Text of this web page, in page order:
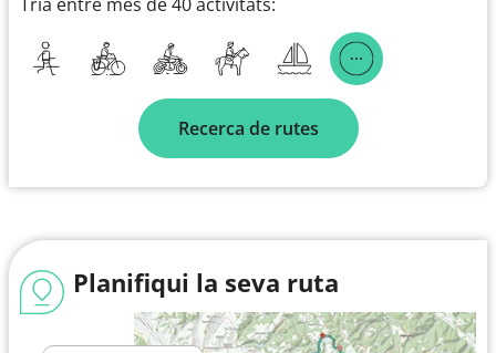
Recerca de rutes
Planifiqui la seva ruta